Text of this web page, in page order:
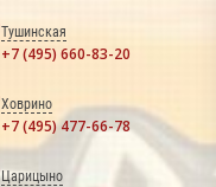
Тушинская
+7 (495) 660-83-20
Ховрино
+7 (495) 477-66-78
Царицыно